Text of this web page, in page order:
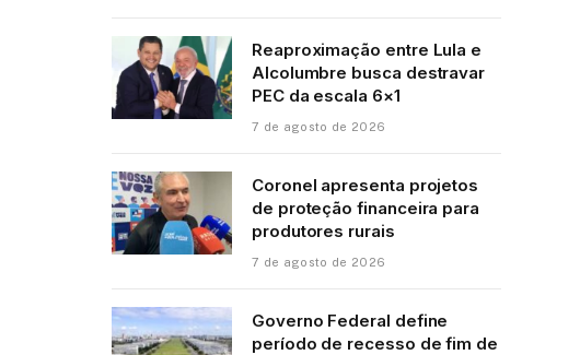
Reaproximação entre Lula e
Alcolumbre busca destravar
PEC da escala 6×1
7 de agosto de 2026
Coronel apresenta projetos
de proteção financeira para
produtores rurais
7 de agosto de 2026
Governo Federal define
período de recesso de fim de